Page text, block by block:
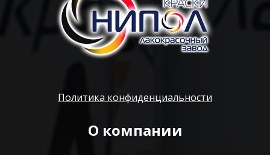
Политика конфиденциальности
О компании